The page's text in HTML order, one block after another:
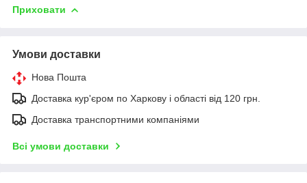
Приховати
Умови доставки
Нова Пошта
Доставка кур'єром по Харкову і області від 120 грн.
Доставка транспортними компаніями
Всі умови доставки